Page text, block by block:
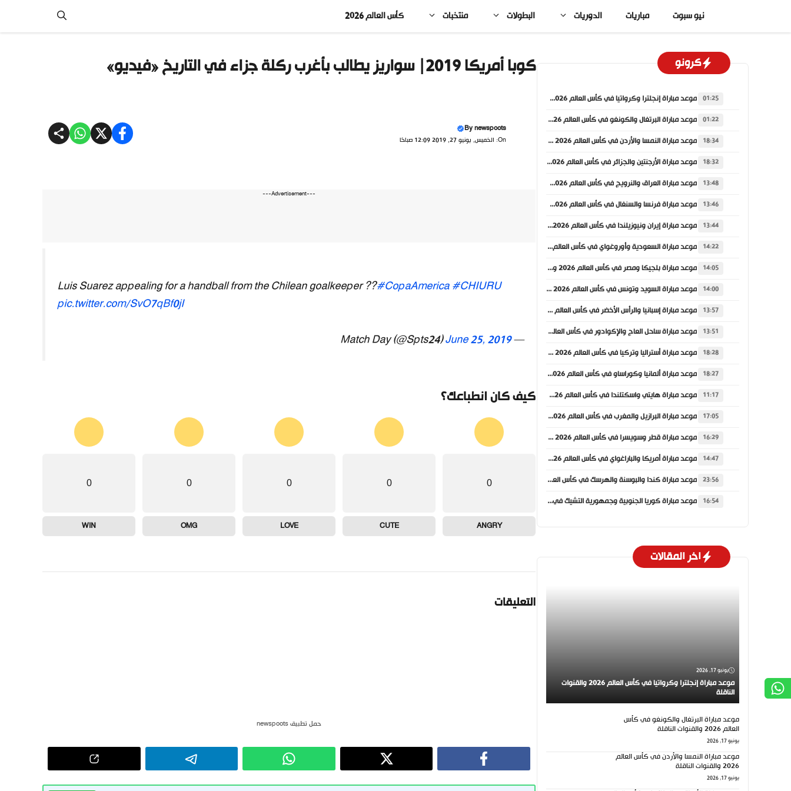
المحتوى
نيو سبوت مباريات الدوريات البطولات منتخبات كأس العالم 2026
كوبا أمريكا 2019| سواريز يطالب بأغرب ركلة جزاء في التاريخ «فيديو»
Bynewspoots
On: الخميس, يونيو 27, 2019 12:09 صباحًا
---Advertisement---
Luis Suarez appealing for a handball from the Chilean goalkeeper ??#CopaAmerica#CHIURU
pic.twitter.com/SvO7qBf0jI
— Match Day (@Spts24)
June 25, 2019
كيف كان انطباعك؟
0
ANGRY
0
CUTE
0
LOVE
0
OMG
0
WIN
التعليقات
حمل تطبيق newspoots
كرونو
01:25 موعد مباراة إنجلترا وكرواتيا في كأس العالم 2026 والقنوات الناقلة
01:22 موعد مباراة البرتغال والكونغو في كأس العالم 2026 والقنوات الناقلة
18:34 موعد مباراة النمسا والأردن في كأس العالم 2026 والقنوات الناقلة
18:32 موعد مباراة الأرجنتين والجزائر في كأس العالم 2026 والقنوات الناقلة
13:48 موعد مباراة العراق والنرويج في كأس العالم 2026 والقنوات الناقلة
13:46 موعد مباراة فرنسا والسنغال في كأس العالم 2026 والقنوات الناقلة
13:44 موعد مباراة إيران ونيوزيلندا في كأس العالم 2026 والقنوات الناقلة
14:22 موعد مباراة السعودية وأوروغواي في كأس العالم 2026 والقنوات الناقلة
14:05 موعد مباراة بلجيكا ومصر في كأس العالم 2026 والقنوات الناقلة
14:00 موعد مباراة السويد وتونس في كأس العالم 2026 والقنوات الناقلة
13:57 موعد مباراة إسبانيا والرأس الأخضر في كأس العالم 2026 والقنوات الناقلة
13:51 موعد مباراة ساحل العاج والإكوادور في كأس العالم 2026 والقنوات الناقلة
18:28 موعد مباراة أستراليا وتركيا في كأس العالم 2026 والقنوات الناقلة
18:27 موعد مباراة ألمانيا وكوراساو في كأس العالم 2026 والقنوات الناقلة
11:17 موعد مباراة هايتي واسكتلندا في كأس العالم 2026 والقنوات الناقلة
17:05 موعد مباراة البرازيل والمغرب في كأس العالم 2026 والقنوات الناقلة
16:29 موعد مباراة قطر وسويسرا في كأس العالم 2026 والقنوات الناقلة
14:47 موعد مباراة أمريكا والباراغواي في كأس العالم 2026 والقنوات الناقلة
23:56 موعد مباراة كندا والبوسنة والهرسك في كأس العالم 2026 والقنوات الناقلة
16:54 موعد مباراة كوريا الجنوبية وجمهورية التشيك في كأس العالم 2026 والقنوات الناقلة
اخر المقالات
يونيو 17, 2026
موعد مباراة إنجلترا وكرواتيا في كأس العالم 2026 والقنوات
الناقلة
موعد مباراة البرتغال والكونغو في كأس
العالم 2026 والقنوات الناقلة
يونيو 17, 2026
موعد مباراة النمسا والأردن في كأس العالم
2026 والقنوات الناقلة
يونيو 17, 2026